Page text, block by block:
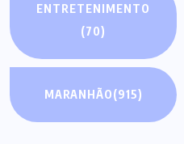
ENTRETENIMENTO
(70)
MARANHÃO(915)